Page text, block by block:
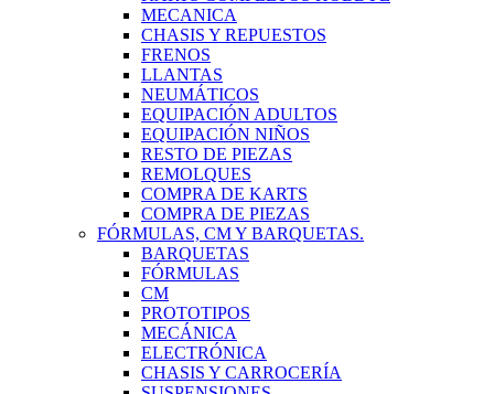
MECANICA
CHASIS Y REPUESTOS
FRENOS
LLANTAS
NEUMÁTICOS
EQUIPACIÓN ADULTOS
EQUIPACIÓN NIÑOS
RESTO DE PIEZAS
REMOLQUES
COMPRA DE KARTS
COMPRA DE PIEZAS
FÓRMULAS, CM Y BARQUETAS.
BARQUETAS
FÓRMULAS
CM
PROTOTIPOS
MECÁNICA
ELECTRÓNICA
CHASIS Y CARROCERÍA